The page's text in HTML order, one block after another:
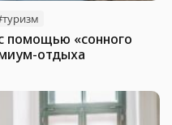
помощью «сонного
отдыха